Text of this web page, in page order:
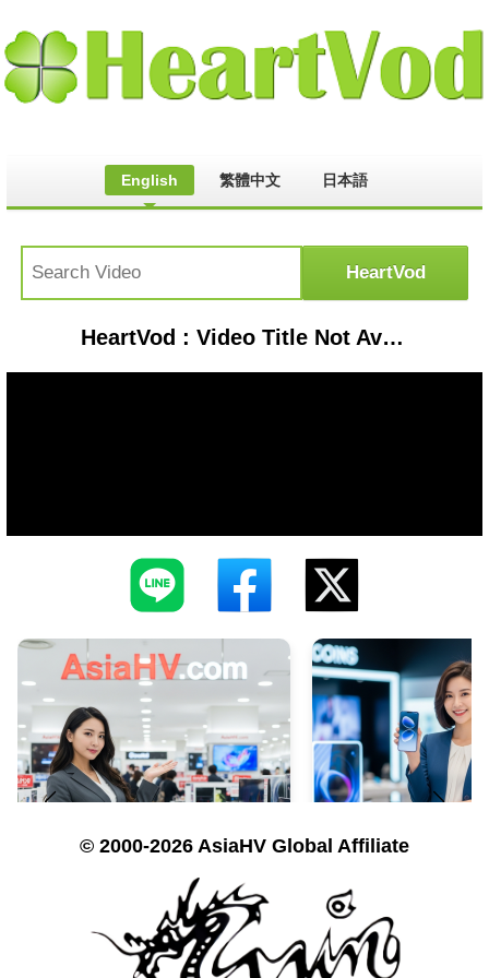
English 繁體中文 日本語
HeartVod : Video Title Not Available
© 2000-2026 AsiaHV Global Affiliate